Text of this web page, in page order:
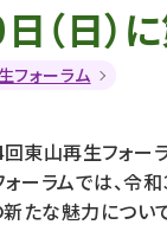
（日）
フォーラム
東山再生フォー
ーラムでは、令
たな魅力につい